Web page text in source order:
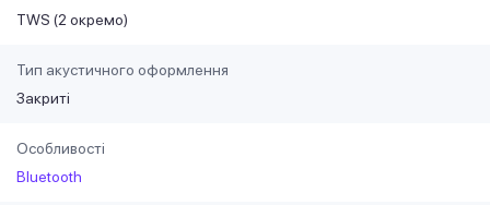
TWS (2 окремо)
Тип акустичного оформлення
Закриті
Особливості
Bluetooth